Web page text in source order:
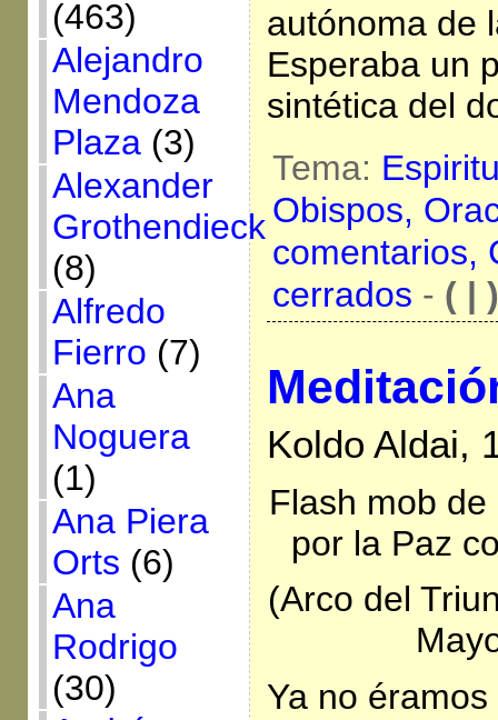
(463)
Alejandro
Mendoza
Plaza(3)
Alexander
Grothendieck
(8)
Alfredo
Fierro (7)
Ana
Noguera
(1)
Ana Piera
Orts (6)
Ana
Rodrigo
(30)
autónoma de
Esperaba un
sintética del
Tema:
Obispos,
comentarios,
cerrados - ( | )
Koldo Aldai,
Flash mob
por la Paz
(Arco del
Ya no